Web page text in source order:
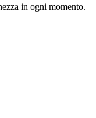
in ogni momento.